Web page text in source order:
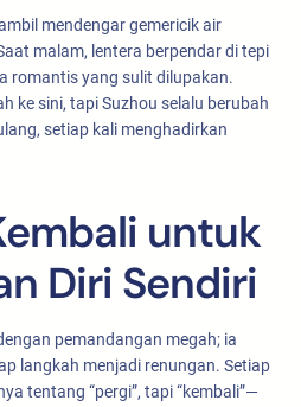
mendengar gemericik air
malam, lentera berpendar di tepi
romantis yang sulit dilupakan.
ke sini, tapi Suzhou selalu berubah
setiap kali menghadirkan
untuk
Diri Sendiri
pemandangan megah; ia
langkah menjadi renungan. Setiap
tentang “pergi”, tapi “kembali”—